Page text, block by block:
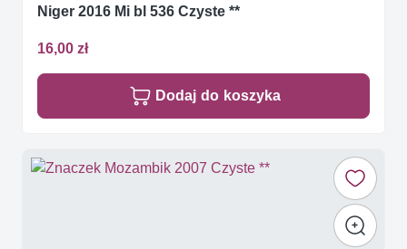
Niger 2016 Mi bl 536 Czyste **
16,00 zł
Dodaj do koszyka